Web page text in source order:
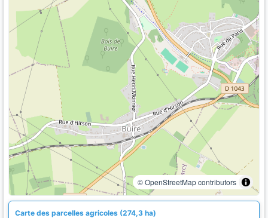
© OpenStreetMap contributors
Carte des parcelles agricoles (274,3 ha)